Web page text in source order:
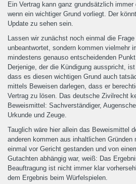
Ein Vertrag kann ganz grundsätzlich immer
wenn ein wichtiger Grund vorliegt. Der
Update zu sehen sein.
Lassen wir zunächst noch einmal die
unbeantwortet, sondern kommen vielmehr
mindestens genauso entscheidenden
Derjenige, der die Kündigung ausspricht,
dass es diesen wichtigen Grund auch
mittels Beweisen darlegen, dass er
Vertrag zu lösen. Das deutsche Zivilrecht
Beweismittel: Sachverständiger,
Urkunde und Zeuge.
Tauglich wäre hier allein das Beweismittel
anderen kommen aus inhaltlichen
einmal vor Gericht gestanden und von
Gutachten abhängig war, weiß: Das
Beauftragung ist nicht immer klar
dem Ergebnis beim Würfelspielen.